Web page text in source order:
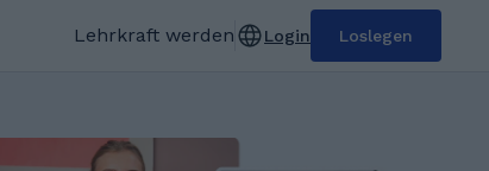
Lehrkraft werden Login Loslegen